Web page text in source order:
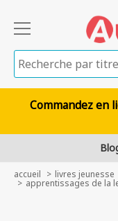
Commandez en
accueil livres jeunesse
apprentissages de la